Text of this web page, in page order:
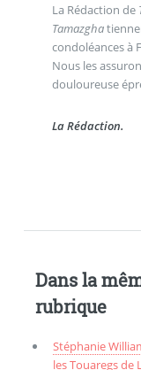
La Rédaction de
Tamazgha
condoléances à
Nous les
douloureuse
La Rédaction.
Dans la
rubrique
Stéphanie
les Touaregs de